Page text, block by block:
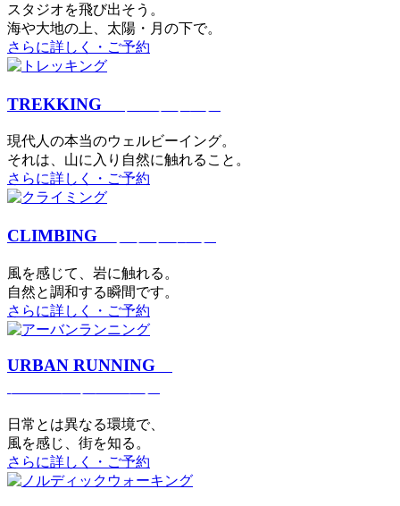
スタジオを⾶び出そう。
海や大地の上、太陽・⽉の下で。
さらに詳しく・ご予約
TREKKING
現代⼈の本当のウェルビーイング。
それは、⼭に⼊り⾃然に触れること。
さらに詳しく・ご予約
CLIMBING
⾵を感じて、岩に触れる。
⾃然と調和する瞬間です。
さらに詳しく・ご予約
URBAN RUNNING
日常とは異なる環境で、
風を感じ、街を知る。
さらに詳しく・ご予約